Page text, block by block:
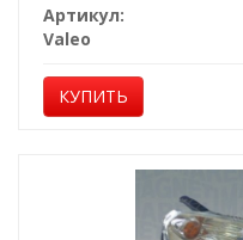
Артикул:
Valeo
КУПИТЬ